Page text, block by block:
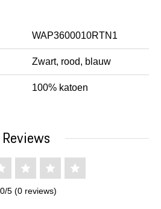
WAP3600010RTN1
Zwart, rood, blauw
100% katoen
Reviews
0/5 (0 reviews)